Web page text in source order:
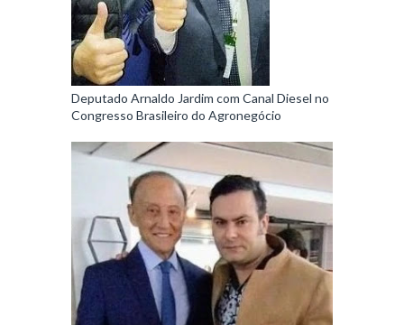
Deputado Arnaldo Jardim com Canal Diesel no
Congresso Brasileiro do Agronegócio